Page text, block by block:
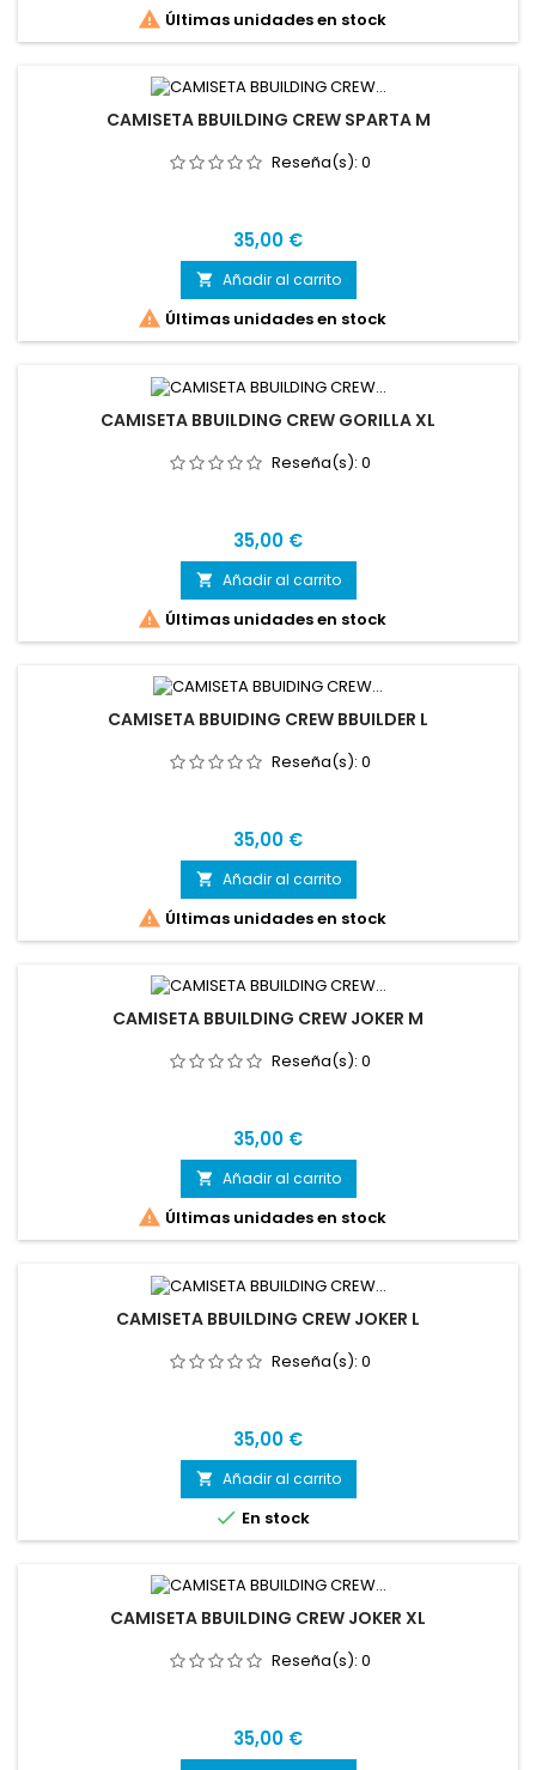
 Últimas unidades en stock
CAMISETA BBUILDING CREW SPARTA M
Reseña(s): 0
Precio
35,00 €
 Añadir al carrito
 Últimas unidades en stock
CAMISETA BBUILDING CREW GORILLA XL
Reseña(s): 0
Precio
35,00 €
 Añadir al carrito
 Últimas unidades en stock
CAMISETA BBUIDING CREW BBUILDER L
Reseña(s): 0
Precio
35,00 €
 Añadir al carrito
 Últimas unidades en stock
CAMISETA BBUILDING CREW JOKER M
Reseña(s): 0
Precio
35,00 €
 Añadir al carrito
 Últimas unidades en stock
CAMISETA BBUILDING CREW JOKER L
Reseña(s): 0
Precio
35,00 €
 Añadir al carrito
 En stock
CAMISETA BBUILDING CREW JOKER XL
Reseña(s): 0
Precio
35,00 €